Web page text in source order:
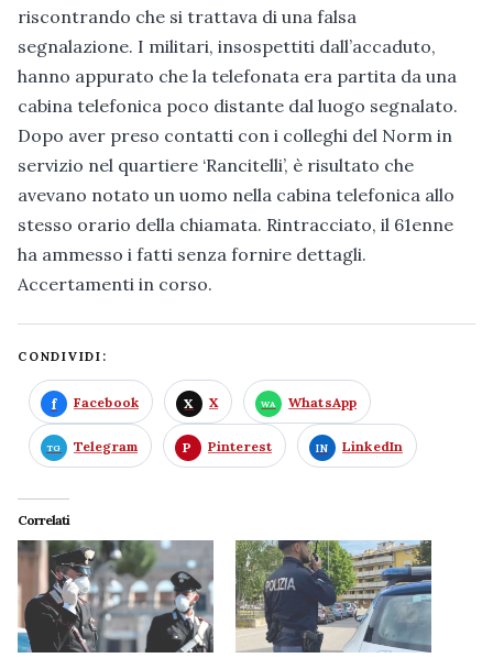
riscontrando che si trattava di una falsa
segnalazione. I militari, insospettiti dall’accaduto,
hanno appurato che la telefonata era partita da una
cabina telefonica poco distante dal luogo segnalato.
Dopo aver preso contatti con i colleghi del Norm in
servizio nel quartiere ‘Rancitelli’, è risultato che
avevano notato un uomo nella cabina telefonica allo
stesso orario della chiamata. Rintracciato, il 61enne
ha ammesso i fatti senza fornire dettagli.
Accertamenti in corso.
CONDIVIDI:
Facebook X WhatsApp
Telegram Pinterest LinkedIn
Correlati